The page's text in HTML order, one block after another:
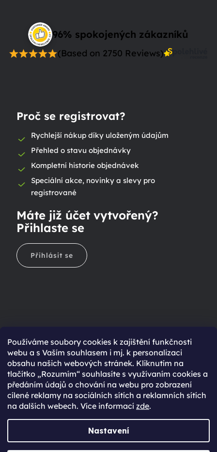
Používáme soubory cookies k zajištění funkčnosti
webu a s Vaším souhlasem i mj. k personalizaci
obsahu našich webových stránek. Kliknutím na
tlačítko „Rozumím“ souhlasíte s využívaním cookies a
předáním údajů o chování na webu pro zobrazení
cílené reklamy na sociálních sítích a reklamních sítích
na dalších webech. Více informací zde.
Nastavení
96% spokojených zákazníků
(Based on 2750 Reviews)
Proč se registrovat?
Rychlejší nákup díky uloženým údajům
Přehled o stavu objednávky
Kompletní historie objednávek
Speciální akce, novinky a slevy pro
registrované
Máte již účet vytvořený?
Přihlaste se
Přihlásit se
Ještě nemáte účet?
Rychlejší nákup díky uloženým údajům
Přehled o stavu objednávky
Kompletní historie objednávek
Speciální akce, novinky a slevy pro registrované
Vytvořil Shoptet Premium